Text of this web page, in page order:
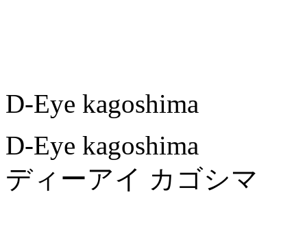
D-Eye kagoshima
D-Eye kagoshima
ディーアイ カゴシマ